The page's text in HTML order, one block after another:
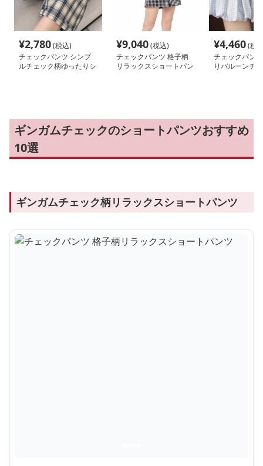
¥2,780(税込)
チェックパンツ シンプ
ルチェック柄ゆったりシ
¥9,040(税込)
チェックパンツ 格子柄
リラックスショートパン
¥4,460(税
チェックパン
りバルーンチ
ギンガムチェックのショートパンツおすすめ
10選
ギンガムチェック柄リラックスショートパンツ